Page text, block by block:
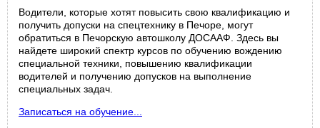
Водители, которые хотят повысить свою квалификацию и
получить допуски на спецтехнику в Печоре, могут
обратиться в Печорскую автошколу ДОСААФ. Здесь вы
найдете широкий спектр курсов по обучению вождению
специальной техники, повышению квалификации
водителей и получению допусков на выполнение
специальных задач.
Записаться на обучение...